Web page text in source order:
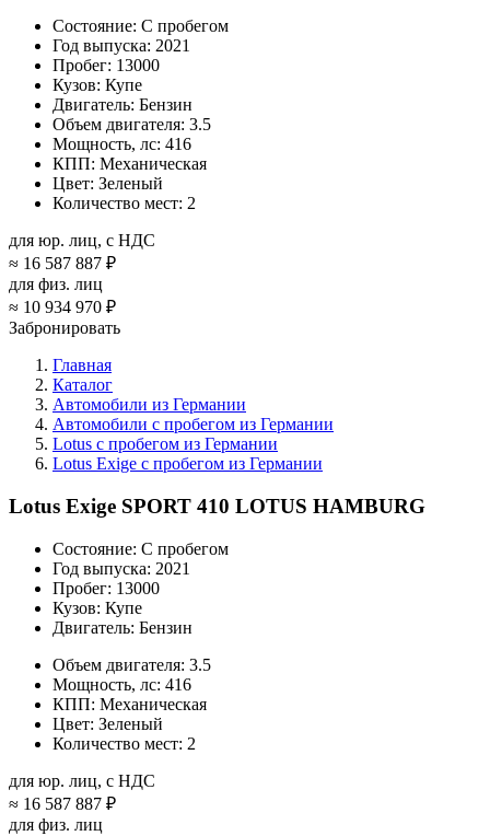
Состояние: С пробегом
Год выпуска: 2021
Пробег: 13000
Кузов: Купе
Двигатель: Бензин
Объем двигателя: 3.5
Мощность, лс: 416
КПП: Механическая
Цвет: Зеленый
Количество мест: 2
для юр. лиц, с НДС
≈ 16 587 887 ₽
для физ. лиц
≈ 10 934 970 ₽
Забронировать
Главная
Каталог
Автомобили из Германии
Автомобили с пробегом из Германии
Lotus с пробегом из Германии
Lotus Exige с пробегом из Германии
Lotus Exige SPORT 410 LOTUS HAMBURG
Состояние: С пробегом
Год выпуска: 2021
Пробег: 13000
Кузов: Купе
Двигатель: Бензин
Объем двигателя: 3.5
Мощность, лс: 416
КПП: Механическая
Цвет: Зеленый
Количество мест: 2
для юр. лиц, с НДС
≈ 16 587 887 ₽
для физ. лиц